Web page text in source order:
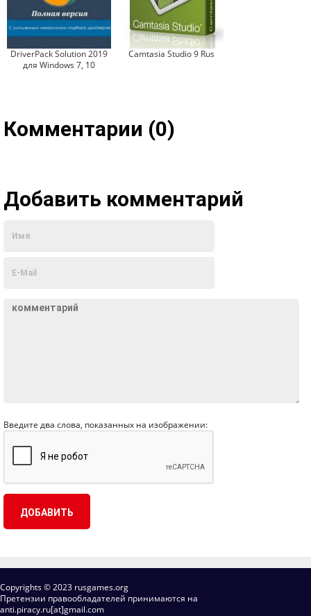
DriverPack Solution 2019
для Windows 7, 10
Camtasia Studio 9 Rus
Комментарии (0)
Добавить комментарий
Введите два слова, показанных на изображении:
Copyrights © 2023 rusgames.org
Претензии правообладателей принимаются на
anti.piracy.ru[at]gmail.com